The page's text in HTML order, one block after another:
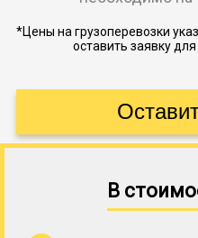
*Цены на грузоперевозки
оставить заявку
В